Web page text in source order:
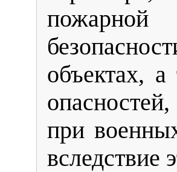
пожарной
объектах,
при
вследствие